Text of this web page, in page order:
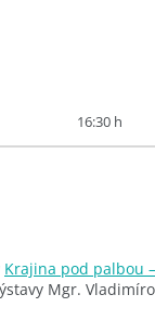
16:30 h
Krajina pod palbou
Mgr.